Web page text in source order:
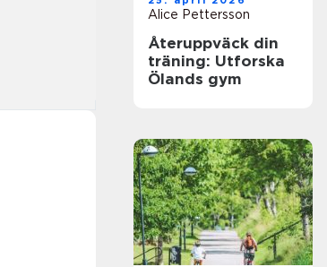
Alice Pettersson
Återuppväck din
träning: Utforska
Ölands gym